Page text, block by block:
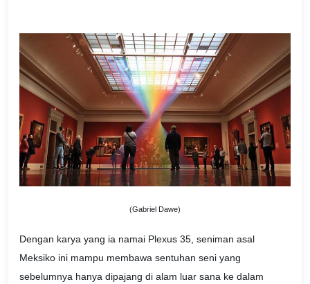
(Gabriel Dawe)
Dengan karya yang ia namai Plexus 35, seniman asal
Meksiko ini mampu membawa sentuhan seni yang
sebelumnya hanya dipajang di alam luar sana ke dalam